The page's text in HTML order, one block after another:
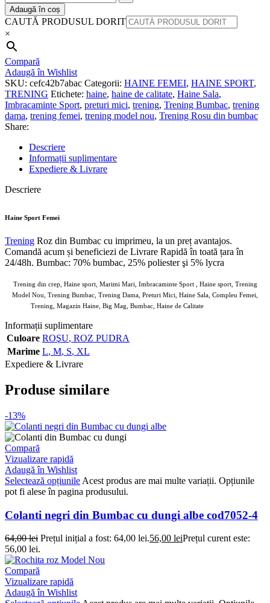
Adaugă în coș
CAUTĂ PRODUSUL DORIT
×
Compară
Adaugă în Wishlist
SKU: cefc42b7abac Categorii: HAINE FEMEI, HAINE SPORT,
TRENING Etichete: haine, haine de calitate, Haine Sala,
Imbracaminte Sport, preturi mici, trening, Trening Bumbac, trening
dama, trening femei, trening model nou, Trening Rosu din bumbac
Share:
Descriere
Informații suplimentare
Expediere & Livrare
Descriere
Haine Sport Femei
Trening Roz din Bumbac cu imprimeu, la un preț avantajos.
Comandă acum și beneficiezi de Livrare Rapidă în toată țara în
24/48h. Bumbac: 70% bumbac, 25% poliester şi 5% lycra
Trening din crep, Haine sport, Marimi Mari, Imbracaminte Sport , Haine sport, Trening
Model Nou, Trening Bumbac, Trening Dama, Preturi Mici, Haine Sala, Compleu Femei,
Trening, Magazin Haine, Big Mag, Bumbac, Haine de Calitate8697 adrom
Informații suplimentare
Culoare ROŞU, ROZ PUDRA
Marime L, M, S, XL
Expediere & Livrare
Produse similare
-13%
Compară
Vizualizare rapidă
Adaugă în Wishlist
Selectează opțiunile Acest produs are mai multe variații. Opțiunile
pot fi alese în pagina produsului.
Colanti negri din Bumbac cu dungi albe cod7052-4
64,00lei Prețul inițial a fost: 64,00 lei.56,00 leiPrețul curent este:
56,00 lei.
Compară
Vizualizare rapidă
Adaugă în Wishlist